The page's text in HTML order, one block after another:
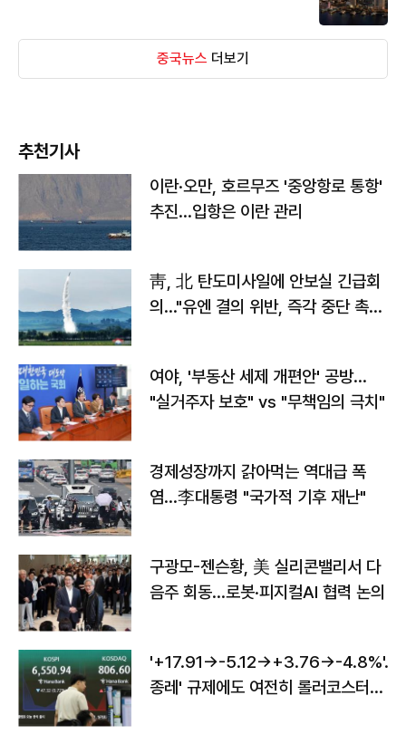
중국뉴스 더보기
추천기사
이란·오만, 호르무즈 '중앙항로 통항'
추진…입항은 이란 관리
靑, 北 탄도미사일에 안보실 긴급회
의…"유엔 결의 위반, 즉각 중단 촉
여야, '부동산 세제 개편안' 공방…
"실거주자 보호" vs "무책임의 극치"
경제성장까지 갉아먹는 역대급 폭
염…李대통령 "국가적 기후 재난"
구광모-젠슨황, 美 실리콘밸리서 다
음주 회동…로봇·피지컬AI 협력 논의
'+17.91→-5.12→+3.76→-4.8%'…'
종레' 규제에도 여전히 롤러코스터